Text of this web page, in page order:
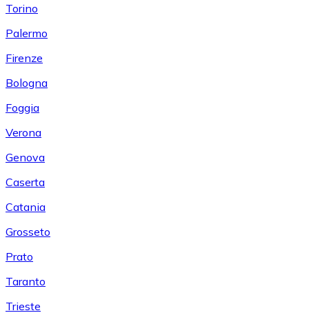
Torino
Palermo
Firenze
Bologna
Foggia
Verona
Genova
Caserta
Catania
Grosseto
Prato
Taranto
Trieste